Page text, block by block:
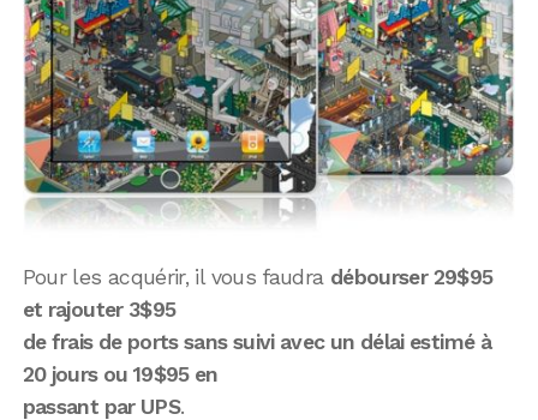
Pour les acquérir, il vous faudra débourser 29$95
et rajouter 3$95
de frais de ports sans suivi avec un délai estimé à
20 jours ou 19$95 en
passant par UPS.